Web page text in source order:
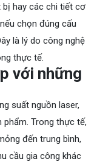
bị hay các chi tiết cơ
chọn đúng cấu
là lý do công nghệ
thực tế.
với những
suất nguồn laser,
phẩm. Trong thực tế,
đến trung bình,
cầu gia công khác